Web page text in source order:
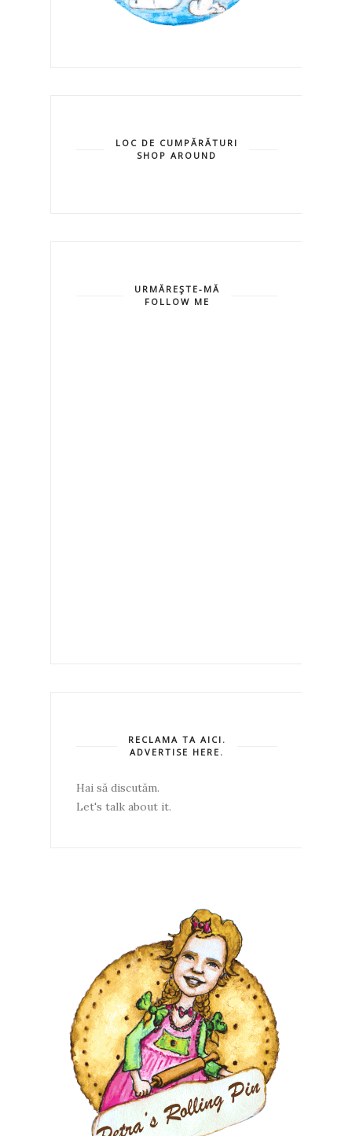
LOC DE CUMPĂRĂTURI
SHOP AROUND
URMĂREŞTE-MĂ
FOLLOW ME
RECLAMA TA AICI.
ADVERTISE HERE.
Hai să discutăm.
Let's talk about it.